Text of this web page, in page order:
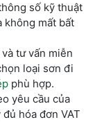
số kỹ thuật
không mất bất
tư vấn miễn
loại sơn đi
phù hợp.
yêu cầu của
hóa đơn VAT